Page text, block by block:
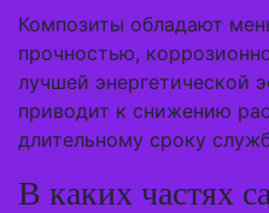
Композиты обладают
прочностью,
лучшей энергетической
приводит к снижению
длительному сроку
В каких частях